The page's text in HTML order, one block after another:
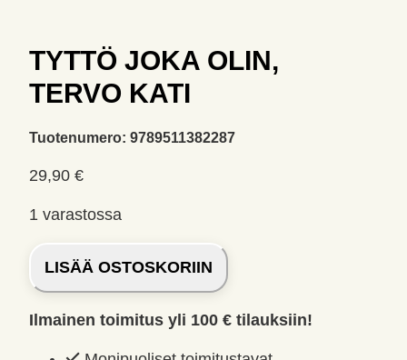
TYTTÖ JOKA OLIN,
TERVO KATI
Tuotenumero: 9789511382287
29,90 €
1 varastossa
Tyttö
joka
olin,
Tervo
LISÄÄ OSTOSKORIIN
Ilmainen toimitus yli 100 € tilauksiin!